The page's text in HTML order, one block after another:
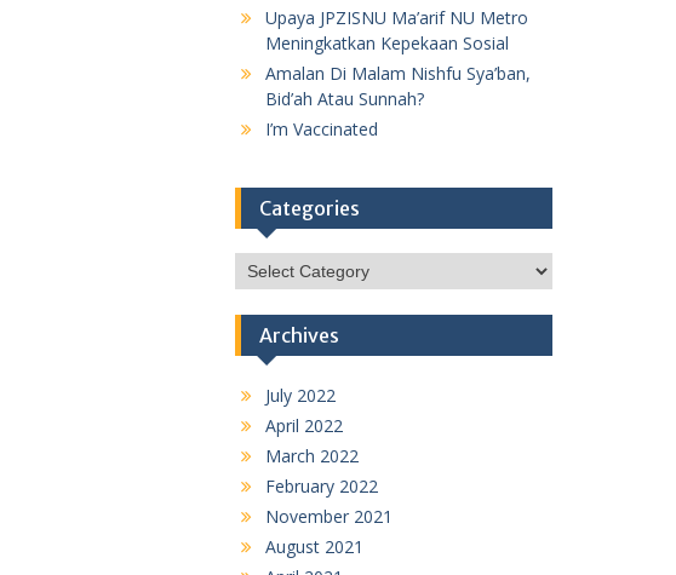
Upaya JPZISNU Ma’arif NU Metro
Meningkatkan Kepekaan Sosial
Amalan Di Malam Nishfu Sya’ban,
Bid’ah Atau Sunnah?
I’m Vaccinated
Categories
Categories
Archives
July 2022
April 2022
March 2022
February 2022
November 2021
August 2021